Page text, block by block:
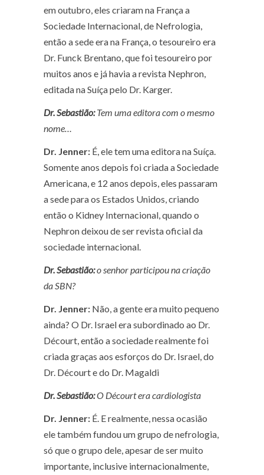
em outubro, eles criaram na França a
Sociedade Internacional, de Nefrologia,
então a sede era na França, o tesoureiro era
Dr. Funck Brentano, que foi tesoureiro por
muitos anos e já havia a revista Nephron,
editada na Suíça pelo Dr. Karger.
Dr. Sebastião:Tem uma editora com o mesmo
nome…
Dr. Jenner: É, ele tem uma editora na Suíça.
Somente anos depois foi criada a Sociedade
Americana, e 12 anos depois, eles passaram
a sede para os Estados Unidos, criando
então o Kidney Internacional, quando o
Nephron deixou de ser revista oficial da
sociedade internacional.
Dr. Sebastião:o senhor participou na criação
da SBN?
Dr. Jenner: Não, a gente era muito pequeno
ainda? O Dr. Israel era subordinado ao Dr.
Décourt, então a sociedade realmente foi
criada graças aos esforços do Dr. Israel, do
Dr. Décourt e do Dr. Magaldi
Dr. Sebastião:O Décourt era cardiologista
Dr. Jenner: É. E realmente, nessa ocasião
ele também fundou um grupo de nefrologia,
só que o grupo dele, apesar de ser muito
importante, inclusive internacionalmente,